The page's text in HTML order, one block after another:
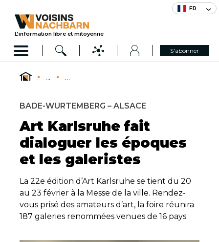
FR
L’information libre et mitoyenne
S'abonner
... ...
BADE-WURTEMBERG – ALSACE
Art Karlsruhe fait
dialoguer les époques
et les galeristes
La 22e édition d’Art Karlsruhe se tient du 20
au 23 février à la Messe de la ville. Rendez-
vous prisé des amateurs d’art, la foire réunira
187 galeries renommées venues de 16 pays.